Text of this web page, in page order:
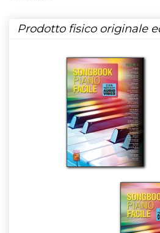
Prodotto fisico originale